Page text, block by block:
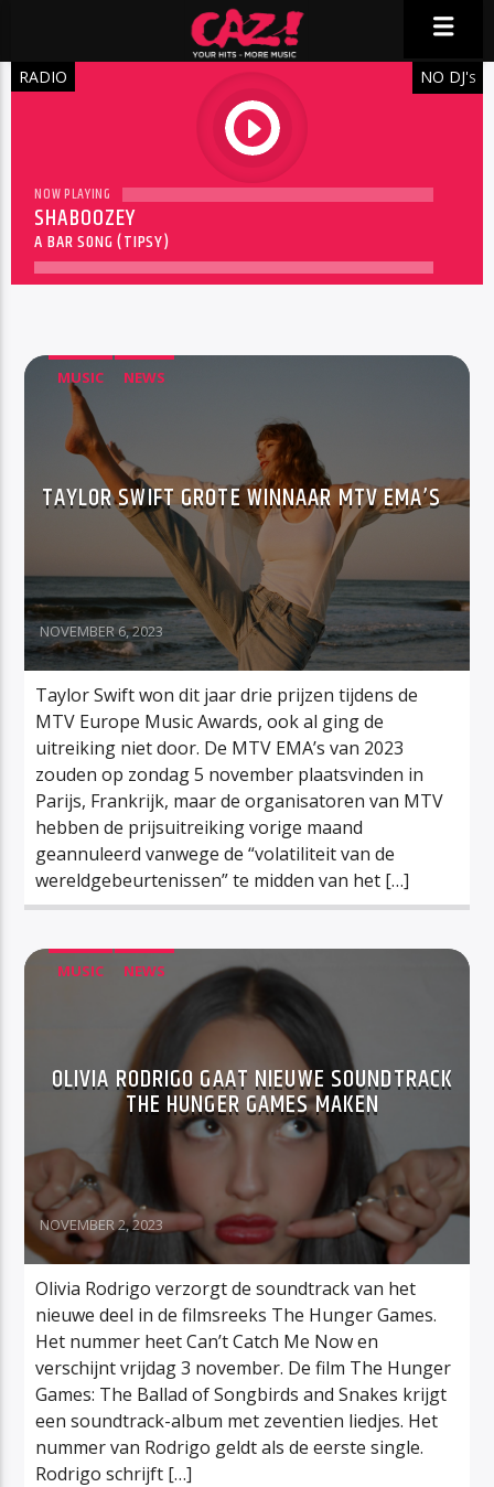
RADIO
play
NO DJ'S
NOW PLAYING
SHABOOZEY
A BAR SONG (TIPSY)
MUSIC NEWS
TAYLOR SWIFT GROTE WINNAAR MTV EMA’S
NOVEMBER 6, 2023
Taylor Swift won dit jaar drie prijzen tijdens de
MTV Europe Music Awards, ook al ging de
uitreiking niet door. De MTV EMA’s van 2023
zouden op zondag 5 november plaatsvinden in
Parijs, Frankrijk, maar de organisatoren van MTV
hebben de prijsuitreiking vorige maand
geannuleerd vanwege de “volatiliteit van de
wereldgebeurtenissen” te midden van het […]
MUSIC NEWS
OLIVIA RODRIGO GAAT NIEUWE SOUNDTRACK
THE HUNGER GAMES MAKEN
NOVEMBER 2, 2023
Olivia Rodrigo verzorgt de soundtrack van het
nieuwe deel in de filmsreeks The Hunger Games.
Het nummer heet Can’t Catch Me Now en
verschijnt vrijdag 3 november. De film The Hunger
Games: The Ballad of Songbirds and Snakes krijgt
een soundtrack-album met zeventien liedjes. Het
nummer van Rodrigo geldt als de eerste single.
Rodrigo schrijft […]